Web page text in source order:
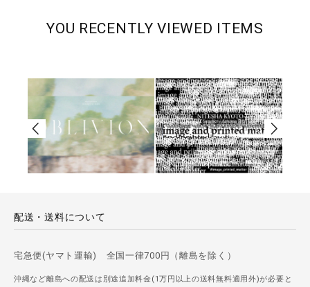
YOU RECENTLY VIEWED ITEMS
配送・送料について
宅急便(ヤマト運輸) 全国一律700円（離島を除く）
沖縄など離島への配送は別途追加料金(1万円以上の送料無料適用外)が必要と